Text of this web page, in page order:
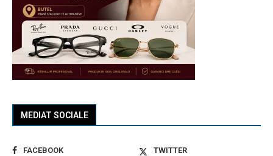
MEDIAT SOCIALE
FACEBOOK
TWITTER